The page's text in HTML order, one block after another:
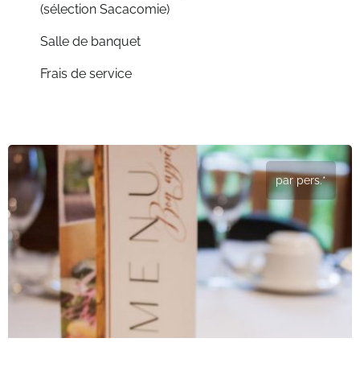
(sélection Sacacomie)
Salle de banquet
Frais de service
par pers.*